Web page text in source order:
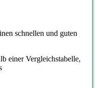
schnellen und guten
einer Vergleichstabelle,